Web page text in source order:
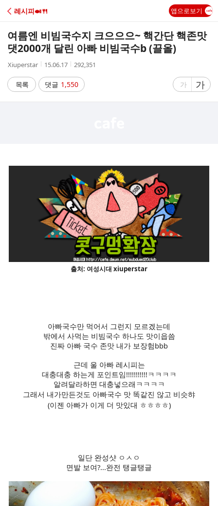
C
A
레시피🍛🍴 앱으로보기
여름엔 비빔국수지 크으으으~ 핵간단 핵존맛
댓2000개 달린 아빠 비빔국수b (끌올)
작
자
Xiuperstar
작
시
간
15.06.17
조
수
292,351
목록 댓글 1,550
글
가
글
자
가
출처: 여성시대 xiuperstar
아빠국수만 먹어서 그런지 모르겠는데
밖에서 사먹는 비빔국수 하나도 맛이읍씀
진짜 아빠 국수 존맛 내가 보장험bbb
근데 울 아빠 레시피는
대충대충 하는게 포인트임!!!!!!!!!!!ㅋㅋㅋㅋ
알려달라하면 대충넣으래ㅋㅋㅋㅋ
그래서 내가만든것 도 아빠국수 맛 똑같진 않고 비슷햐
(이젠 아빠가 이게 더 맛있대 ㅎㅎㅎㅎ)
일단 완성샷 ㅇㅅㅇ
면발 보여?...완전 탱글탱글